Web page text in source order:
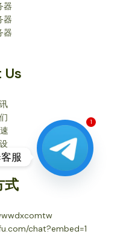
器
器
器
式
chat?embed=1
服